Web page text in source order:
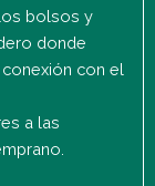
bolsos y
donde
con el
a las